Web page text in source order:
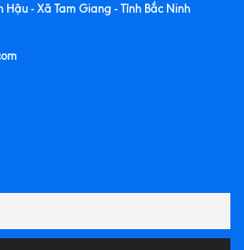
Hậu - Xã Tam Giang - Tỉnh Bắc Ninh